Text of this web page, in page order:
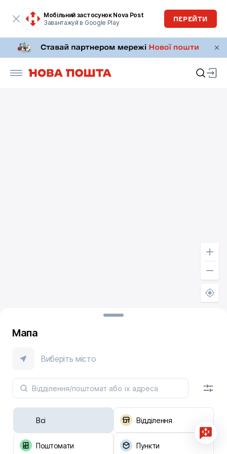
Мобільний застосунок Nova Post
Завантажуй в Google Play
ПЕРЕЙТИ
Мапа
Виберіть місто
Всі Відділення
Поштомати Пункти